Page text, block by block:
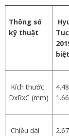
Thông số
kỹ thuật
biệt
Kích thước
DxRxC (mm)
Chiều dài